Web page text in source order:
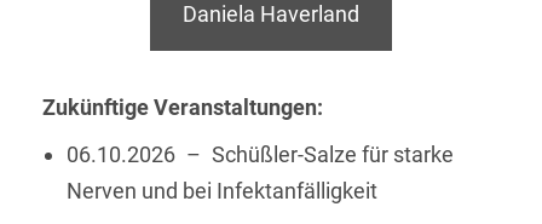
Daniela Haverland
Zukünftige Veranstaltungen:
06.10.2026 – Schüßler-Salze für starke
Nerven und bei Infektanfälligkeit